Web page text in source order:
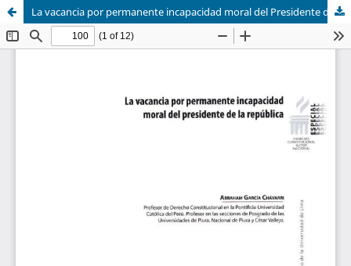
La vacancia por permanente incapacidad moral del Presidente de la República